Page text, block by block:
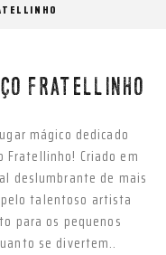
FRATELLINHO
mágico dedicado
Fratellinho! Criado em
deslumbrante de mais
talentoso artista
para os pequenos
se divertem..